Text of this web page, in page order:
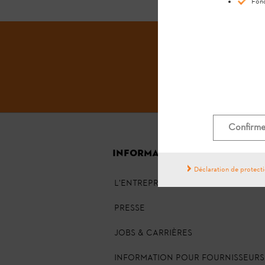
INFORMATIONS GÉNÉRALES
L'ENTREPRISE
PRESSE
JOBS & CARRIÈRES
INFORMATION POUR FOURNISSEURS
Déclaration de